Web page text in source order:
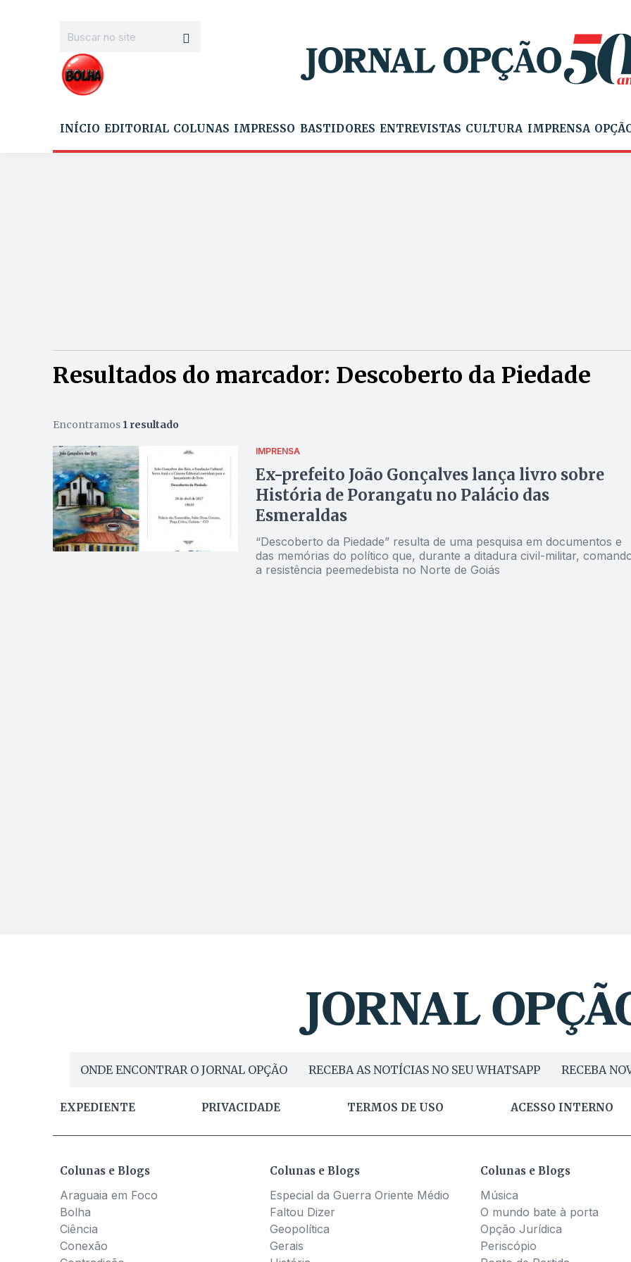
INÍCIO EDITORIAL COLUNAS IMPRESSO BASTIDORES ENTREVISTAS CULTURA IMPRENSA
Resultados do marcador: Descoberto da Piedade
Encontramos 1 resultado
IMPRENSA
Ex-prefeito João Gonçalves lança livro sobre
História de Porangatu no Palácio das
Esmeraldas
“Descoberto da Piedade” resulta de uma pesquisa em documentos e
das memórias do político que, durante a ditadura civil-militar,
a resistência peemedebista no Norte de Goiás
ONDE ENCONTRAR O JORNAL OPÇÃO RECEBA AS NOTÍCIAS NO SEU WHATSAPP RECEBA
EXPEDIENTE PRIVACIDADE TERMOS DE USO ACESSO INTERNO
Colunas e Blogs
Araguaia em Foco
Bolha
Ciência
Conexão
Colunas e Blogs
Especial da Guerra Oriente Médio
Faltou Dizer
Geopolítica
Gerais
Colunas e Blogs
Música
O mundo bate à porta
Opção Jurídica
Periscópio